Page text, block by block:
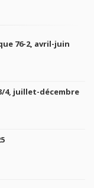
76-2, avril-juin
4, juillet-décembre